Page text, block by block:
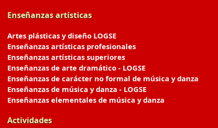
Enseñanzas artísticas
Artes plásticas y diseño LOGSE
Enseñanzas artísticas profesionales
Enseñanzas artísticas superiores
Enseñanzas de arte dramático - LOGSE
Enseñanzas de carácter no formal de música y danza
Enseñanzas de música y danza - LOGSE
Enseñanzas elementales de música y danza
Actividades